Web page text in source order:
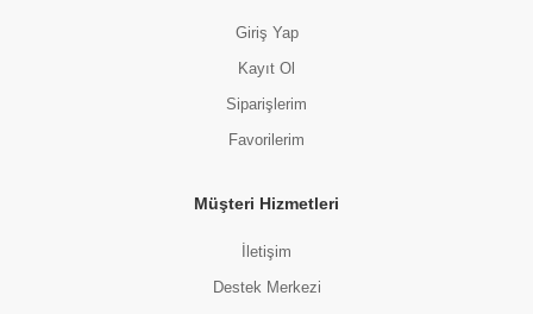
Giriş Yap
Kayıt Ol
Siparişlerim
Favorilerim
Müşteri Hizmetleri
İletişim
Destek Merkezi